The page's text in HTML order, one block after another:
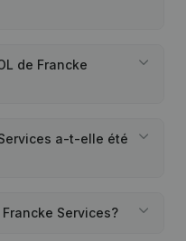
de Francke
a-t-elle été
Services?